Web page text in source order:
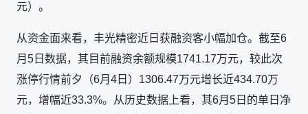
元）。
从资金面来看，丰光精密近日获融资客小幅加仓。截至6
月5日数据，其目前融资余额规模1741.17万元，较此次
涨停行情前夕（6月4日）1306.47万元增长近434.70万
元，增幅近33.3%。从历史数据上看，其6月5日的单日净